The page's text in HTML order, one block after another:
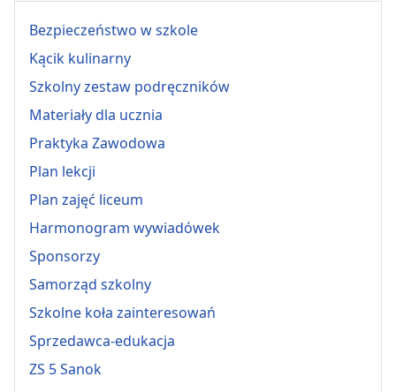
Bezpieczeństwo w szkole
Kącik kulinarny
Szkolny zestaw podręczników
Materiały dla ucznia
Praktyka Zawodowa
Plan lekcji
Plan zajęć liceum
Harmonogram wywiadówek
Sponsorzy
Samorząd szkolny
Szkolne koła zainteresowań
Sprzedawca-edukacja
ZS 5 Sanok